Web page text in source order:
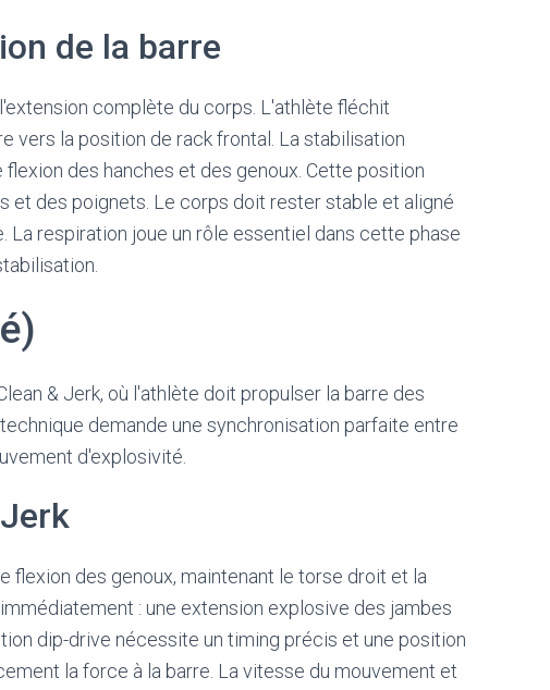
de la barre
complète du corps. L'athlète fléchit
vers la position de rack frontal. La stabilisation
des hanches et des genoux. Cette position
et des poignets. Le corps doit rester stable et aligné
La respiration joue un rôle essentiel dans cette phase
& Jerk, où l'athlète doit propulser la barre des
demande une synchronisation parfaite entre
d'explosivité.
flexion des genoux, maintenant le torse droit et la
: une extension explosive des jambes
dip-drive nécessite un timing précis et une position
la force à la barre. La vitesse du mouvement et